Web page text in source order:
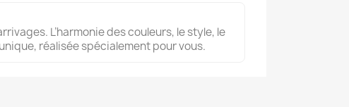
L’harmonie des couleurs, le style, le
réalisée spécialement pour vous.